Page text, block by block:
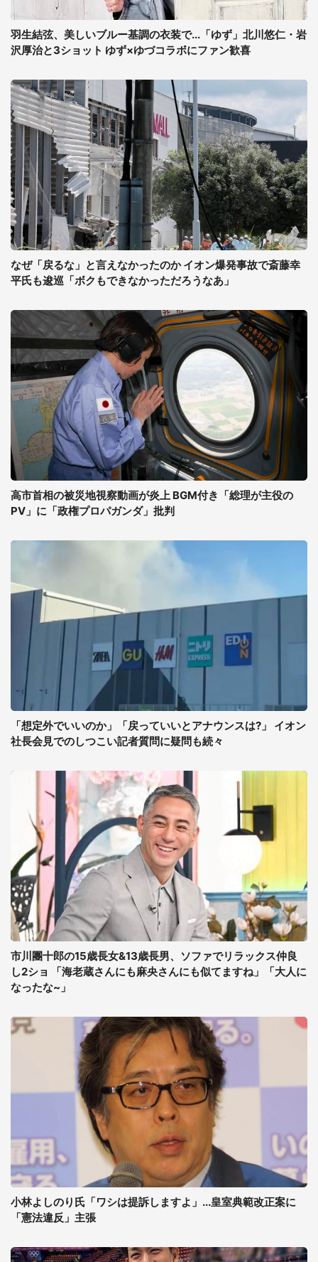
羽生結弦、美しいブルー基調の衣装で...「ゆず」北川悠仁・岩
沢厚治と3ショット ゆず×ゆづコラボにファン歓喜
なぜ「戻るな」と言えなかったのか イオン爆発事故で斎藤幸
平氏も逡巡「ボクもできなかっただろうなあ」
高市首相の被災地視察動画が炎上 BGM付き「総理が主役の
PV」に「政権プロパガンダ」批判
「想定外でいいのか」「戻っていいとアナウンスは?」 イオン
社長会見でのしつこい記者質問に疑問も続々
市川團十郎の15歳長女&13歳長男、ソファでリラックス仲良
し2ショ 「海老蔵さんにも麻央さんにも似てますね」「大人に
なったな~」
小林よしのり氏「ワシは提訴しますよ」...皇室典範改正案に
「憲法違反」主張